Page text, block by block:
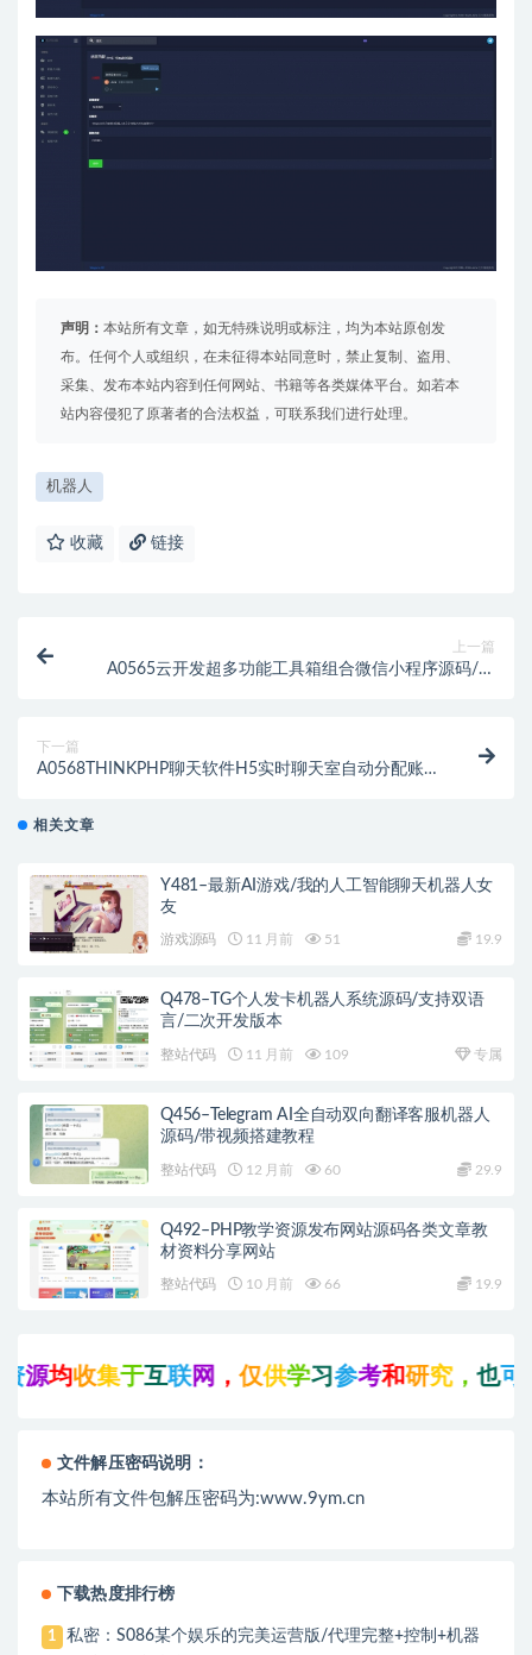
声明： 本站所有文章，如无特殊说明或标注，均为本站原创发
布。任何个人或组织，在未征得本站同意时，禁止复制、盗用、
采集、发布本站内容到任何网站、书籍等各类媒体平台。如若本
站内容侵犯了原著者的合法权益，可联系我们进行处理。
机器人
收藏 链接
上一篇
A0565云开发超多功能工具箱组合微信小程序源码/附
下一篇
A0568THINKPHP聊天软件H5实时聊天室自动分配账户
相关文章
Y481–最新AI游戏/我的人工智能聊天机器人女
友
游戏源码 11 月前 51 19.9
Q478–TG个人发卡机器人系统源码/支持双语
言/二次开发版本
整站代码 11 月前 109 专属
Q456–Telegram AI全自动双向翻译客服机器人
源码/带视频搭建教程
整站代码 12 月前 60 29.9
Q492–PHP教学资源发布网站源码各类文章教
材资料分享网站
整站代码 10 月前 66 19.9
均收集于互联网，仅 供学习参考和研究，也 可能
文件解压密码说明：
本站所有文件包解压密码为:www.9ym.cn
下载热度排行榜
1
私密：S086某个娱乐的完美运营版/代理完整+控制+机器